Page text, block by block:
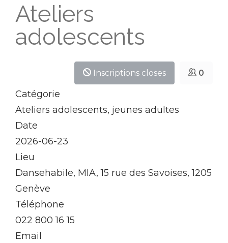
Ateliers
adolescents
Inscriptions closes 0
Catégorie
Ateliers adolescents, jeunes adultes
Date
2026-06-23
Lieu
Dansehabile, MIA, 15 rue des Savoises, 1205
Genève
Téléphone
022 800 16 15
Email